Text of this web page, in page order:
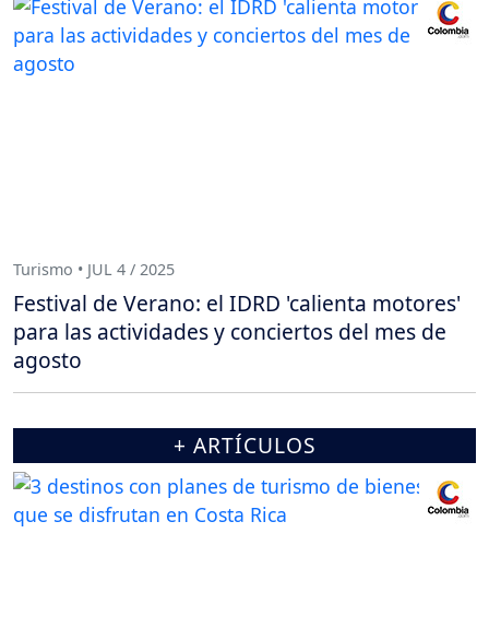
Turismo • JUL 4 / 2025
Festival de Verano: el IDRD 'calienta motores'
para las actividades y conciertos del mes de
agosto
+ ARTÍCULOS